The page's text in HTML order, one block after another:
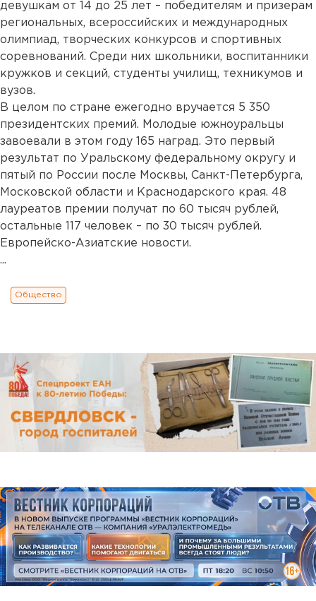
девушкам от 14 до 25 лет – победителям и призерам
региональных, всероссийских и международных
олимпиад, творческих конкурсов и спортивных
соревнований. Среди них школьники, воспитанники
кружков и секций, студенты училищ, техникумов и
вузов.
В целом по стране ежегодно вручается 5 350
президентских премий. Молодые южноуральцы
завоевали в этом году 165 наград. Это первый
результат по Уральскому федеральному округу и
пятый по России после Москвы, Санкт-Петербурга,
Московской области и Краснодарского края. 48
лауреатов премии получат по 60 тысяч рублей,
остальные 117 человек – по 30 тысяч рублей.
Европейско-Азиатские новости.
...
Общество